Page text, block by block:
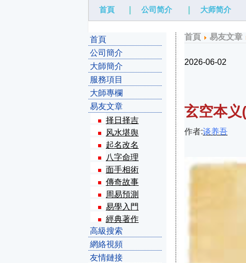
首頁 公司简介 大师简介
首頁
公司簡介
大師簡介
服務項目
大師專欄
易友文章
择日择吉
风水堪舆
起名改名
八字命理
面手相術
傳奇故事
周易預測
易學入門
經典著作
高級搜索
網絡視頻
友情鏈接
首頁 易友文章
2026-06-02
玄空本义
作者:谈养吾